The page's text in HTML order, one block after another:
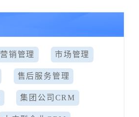
营销管理 市场管理
售后服务管理
集团公司CRM